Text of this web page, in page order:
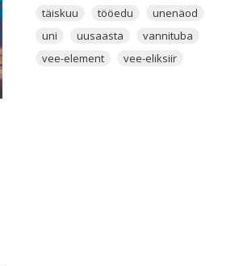
täiskuu
tööedu
unenäod
uni
uusaasta
vannituba
vee-element
vee-eliksiir